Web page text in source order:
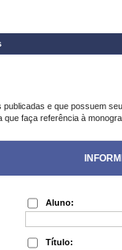
e que possuem
faça referência à
Aluno:
Título: